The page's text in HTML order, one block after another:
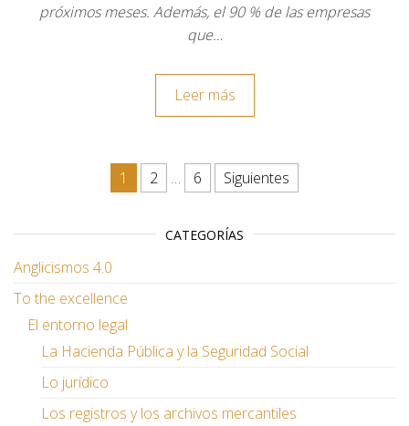
próximos meses. Además, el 90 % de las empresas
que…
Leer más
Paginación de entradas
1 2 … 6 Siguientes
CATEGORÍAS
Anglicismos 4.0
To the excellence
El entorno legal
La Hacienda Pública y la Seguridad Social
Lo jurídico
Los registros y los archivos mercantiles